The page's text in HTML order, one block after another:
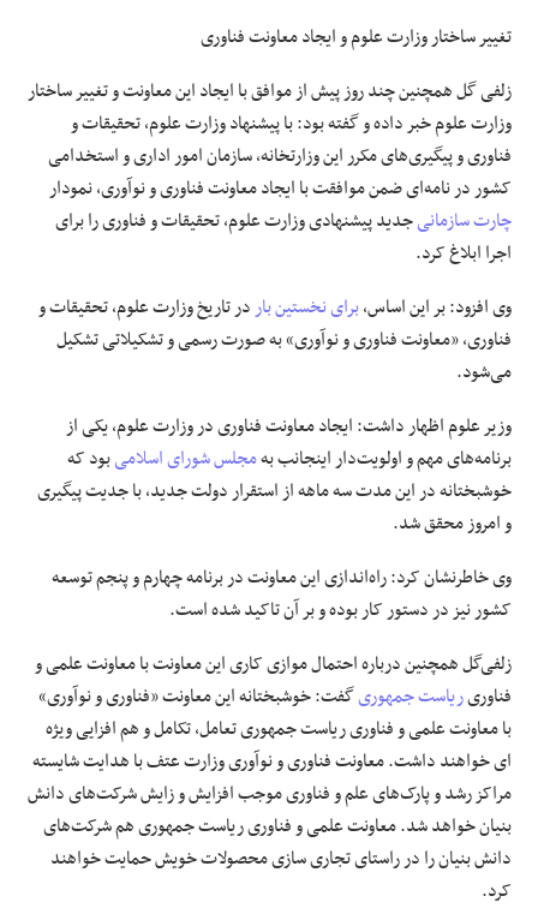
تغییر ساختار وزارت علوم و ایجاد معاونت فناوری
زلفی گل همچنین چند روز پیش از موافق با ایجاد این معاونت و تغییر ساختار
وزارت علوم خبر داده و گفته بود: با پیشنهاد وزارت علوم، تحقیقات و
فناوری و پیگیری‌های مکرر این وزارتخانه، سازمان امور اداری و استخدامی
کشور در نامه‌ای ضمن موافقت با ایجاد معاونت فناوری و نوآوری، نمودار
چارت سازمانیجدید پیشنهادی وزارت علوم، تحقیقات و فناوری را برای
اجرا ابلاغ کرد.
وی افزود: بر این اساس،برای نخستین باردرتاریخوزارت علوم، تحقیقات و
فناوری، «معاونت فناوری و نوآوری» به صورت رسمی و تشکیلاتی تشکیل
می‌شود.
وزیر علوم اظهار داشت: ایجاد معاونت فناوری در وزارت علوم، یکی از
برنامه‌های مهم و اولویت‌دار اینجانب بهمجلس شورای اسلامیبود که
خوشبختانه در این مدت سه ماهه از استقرار دولت جدید، با جدیت پیگیری
و امروز محقق شد.
وی خاطرنشان کرد: راه‌اندازی این معاونت در برنامه چهارم و پنجمتوسعه
کشور نیز در دستور کار بوده و بر آن تاکید شده است.
زلفی‌گل همچنین درباره احتمال موازی کاری این معاونت با معاونت علمی و
فناوریریاست جمهوریگفت: خوشبختانه این معاونت «فناوری و نوآوری»
با معاونت علمی و فناوری ریاست جمهوری تعامل، تکامل و هم افزایی ویژه
ایخواهند داشت. معاونت فناوری و نوآوری وزارتعتفبا هدایت شایسته
مراکز رشد و پارک‌های علم و فناوری موجب افزایش و زایش شرکت‌های دانش
بنیانخواهد شد. معاونت علمی و فناوری ریاست جمهوری هم شرکت‌های
دانشبنیانرا در راستای تجاری سازی محصولات خویشحمایتخواهند
کرد.